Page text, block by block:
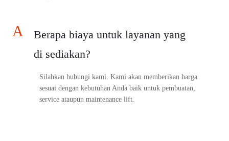
A
Berapa biaya untuk layanan yang
di sediakan?
Silahkan hubungi kami. Kami akan memberikan harga
sesuai dengan kebutuhan Anda baik untuk pembuatan,
service ataupun maintenance lift.